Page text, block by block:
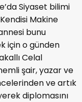
Siyaset bilimi
Makine
bunu
için o günden
Celal
şair, yazar ve
ve artık
diplomasını